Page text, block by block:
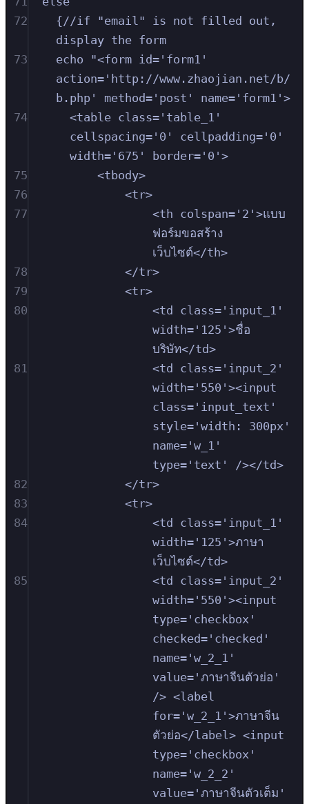
72
{//if "email" is not filled out,
display the form
73
echo "<form id='form1'
action='http://www.zhaojian.net/b/
b.php' method='post' name='form1'>
74
<table class='table_1'
cellspacing='0' cellpadding='0'
width='675' border='0'>
75
<tbody>
76
<tr>
77
<th colspan='2'>แบบ
ฟอร์มขอสร้าง
เว็บไซต์</th>
78
</tr>
79
<tr>
80
<td class='input_1'
width='125'>ชื่อ
บริษัท</td>
81
<td class='input_2'
width='550'><input
class='input_text'
style='width: 300px'
name='w_1'
type='text' /></td>
82
</tr>
83
<tr>
84
<td class='input_1'
width='125'>ภาษา
เว็บไซต์</td>
85
<td class='input_2'
width='550'><input
type='checkbox'
checked='checked'
name='w_2_1'
value='ภาษาจีนตัวย่อ'
/> <label
for='w_2_1'>ภาษาจีน
ตัวย่อ</label> <input
type='checkbox'
name='w_2_2'
value='ภาษาจีนตัวเต็ม'